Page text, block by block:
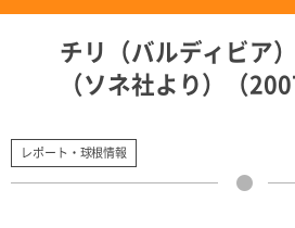
チリ（バルディビア
（ソネ社より）（
レポート・球根情報